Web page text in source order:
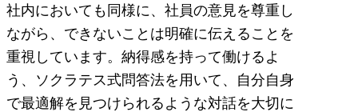
社内においても同様に、社員の意見を尊重し
ながら、できないことは明確に伝えることを
重視しています。納得感を持って働けるよ
う、ソクラテス式問答法を用いて、自分自身
で最適解を見つけられるような対話を大切に